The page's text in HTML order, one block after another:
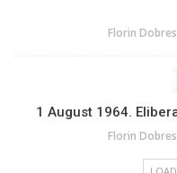
Florin
1 August 1964.
Florin